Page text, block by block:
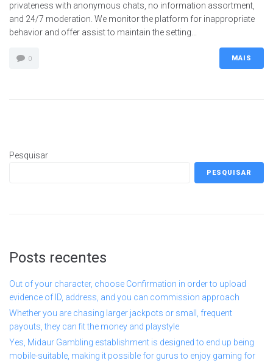
privateness with anonymous chats, no information assortment,
and 24/7 moderation. We monitor the platform for inappropriate
behavior and offer assist to maintain the setting...
0 MAIS
Pesquisar
PESQUISAR
Posts recentes
Out of your character, choose Confirmation in order to upload
evidence of ID, address, and you can commission approach
Whether you are chasing larger jackpots or small, frequent
payouts, they can fit the money and playstyle
Yes, Midaur Gambling establishment is designed to end up being
mobile-suitable, making it possible for gurus to enjoy gaming for